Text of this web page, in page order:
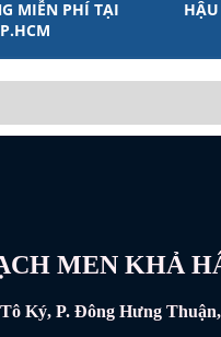
MIỄN PHÍ TẠI
MEN KHẢ
Ký, P. Đông Hưng